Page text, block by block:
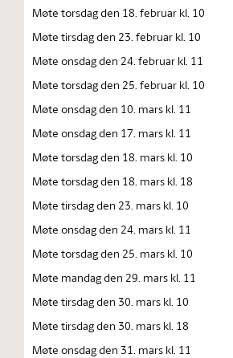
Møte torsdag den 18. februar kl. 10
Møte tirsdag den 23. februar kl. 10
Møte onsdag den 24. februar kl. 11
Møte torsdag den 25. februar kl. 10
Møte onsdag den 10. mars kl. 11
Møte onsdag den 17. mars kl. 11
Møte torsdag den 18. mars kl. 10
Møte torsdag den 18. mars kl. 18
Møte tirsdag den 23. mars kl. 10
Møte onsdag den 24. mars kl. 11
Møte torsdag den 25. mars kl. 10
Møte mandag den 29. mars kl. 11
Møte tirsdag den 30. mars kl. 10
Møte tirsdag den 30. mars kl. 18
Møte onsdag den 31. mars kl. 11